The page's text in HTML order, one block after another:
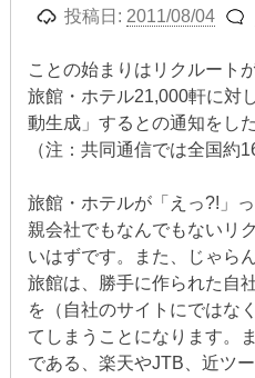
投稿日: 2011/08/04
ことの始まりはリクルート
旅館・ホテル21,000軒に対
動生成」するとの通知をし
（注：共同通信では全国約
旅館・ホテルが「えっ?!」
親会社でもなんでもないリ
いはずです。また、じゃら
旅館は、勝手に作られた自
を（自社のサイトにではな
てしまうことになります。
である、楽天やJTB、近ツ